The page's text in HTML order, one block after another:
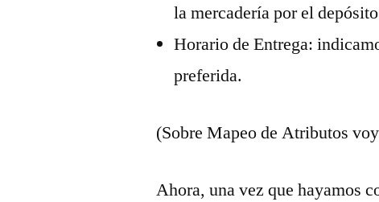
la mercadería por el
Horario de Entrega:
preferida.
(Sobre Mapeo de Atributos
Ahora, una vez que hayamos